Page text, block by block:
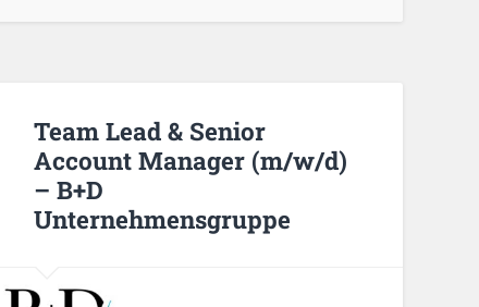
Team Lead & Senior
Account Manager (m/w/d)
– B+D
Unternehmensgruppe